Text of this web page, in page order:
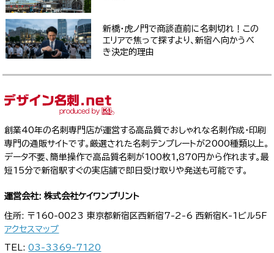
新橋・虎ノ門で商談直前に名刺切れ！この
エリアで焦って探すより、新宿へ向かうべ
き決定的理由
創業40年の名刺専門店が運営する高品質でおしゃれな名刺作成・印刷
専門の通販サイトです。厳選された名刺テンプレートが2000種類以上。
データ不要、簡単操作で高品質名刺が100枚1,870円から作れます。最
短15分で新宿駅すぐの実店舗で即日受け取りや発送も可能です。
運営会社: 株式会社ケイワンプリント
住所: 〒160-0023 東京都新宿区西新宿7-2-6 西新宿K-1ビル5F
アクセスマップ
TEL:03-3369-7120